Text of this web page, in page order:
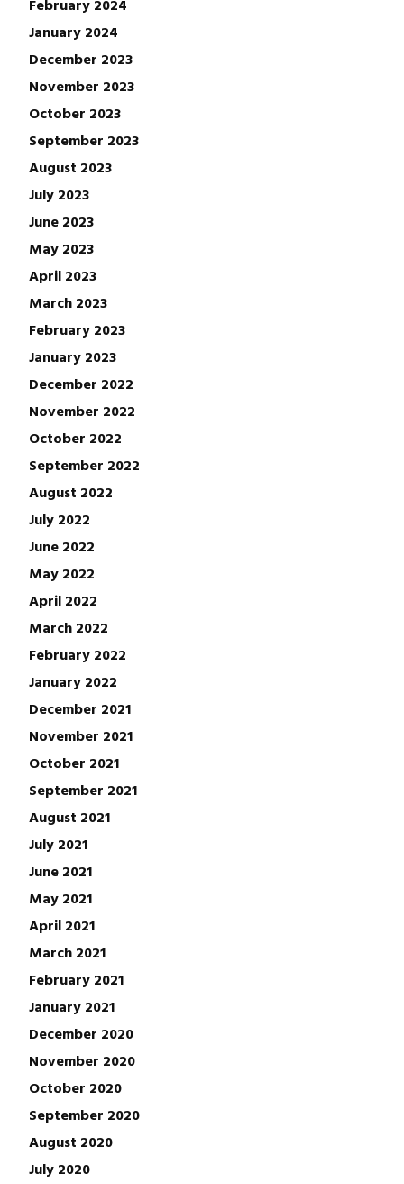
February 2024
January 2024
December 2023
November 2023
October 2023
September 2023
August 2023
July 2023
June 2023
May 2023
April 2023
March 2023
February 2023
January 2023
December 2022
November 2022
October 2022
September 2022
August 2022
July 2022
June 2022
May 2022
April 2022
March 2022
February 2022
January 2022
December 2021
November 2021
October 2021
September 2021
August 2021
July 2021
June 2021
May 2021
April 2021
March 2021
February 2021
January 2021
December 2020
November 2020
October 2020
September 2020
August 2020
July 2020